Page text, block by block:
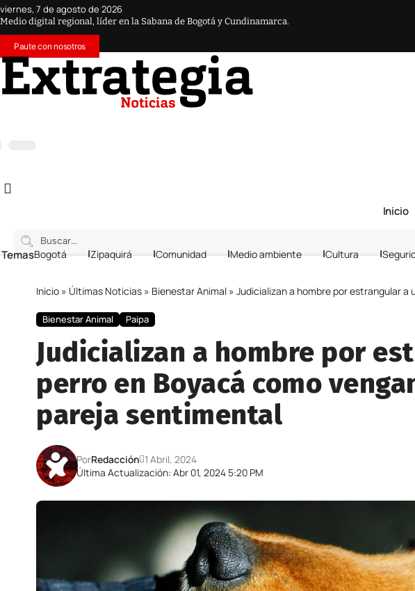
viernes, 7 de agosto de 2026
Medio digital regional, líder en la Sabana de Bogotá y Cundinamarca.
Paute con nosotros
Inicio
Bogotá Zipaquirá Comunidad Medio ambiente Cultura
Inicio » Últimas Noticias » Bienestar Animal » Judicializan a hombre por estrangular a un
Bienestar Animal Paipa
Judicializan a hombre por
perro en Boyacá como
pareja sentimental
Última Actualización: Abr 01, 2024 5:20 PM
PorRedacción 1 Abril, 2024